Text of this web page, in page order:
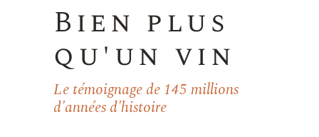
Bien plus
qu'un vin
Le témoignage de 145 millions
d'années d'histoire